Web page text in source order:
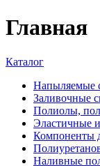
Главная
Каталог
Напыляемые
Заливочные
Полиолы,
Эластичные
Компоненты
Наливные